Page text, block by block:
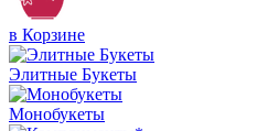
в Корзине
Элитные Букеты
Монобукеты